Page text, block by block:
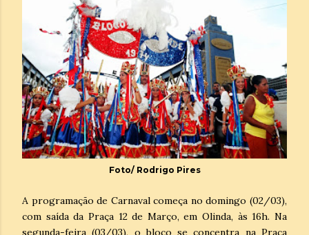
Foto/ Rodrigo Pires
A programação de Carnaval começa no domingo (02/03),
com saída da Praça 12 de Março, em Olinda, às 16h. Na
segunda-feira (03/03), o bloco se concentra na Praça